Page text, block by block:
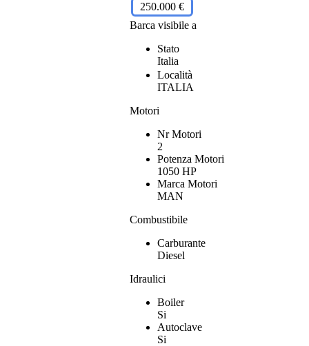
250.000 €
Barca visibile a
Stato
Italia
Località
ITALIA
Motori
Nr Motori
2
Potenza Motori
1050 HP
Marca Motori
MAN
Combustibile
Carburante
Diesel
Idraulici
Boiler
Si
Autoclave
Si